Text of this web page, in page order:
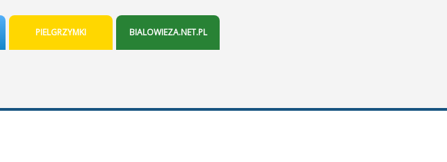
PIELGRZYMKI BIALOWIEZA.NET.PL